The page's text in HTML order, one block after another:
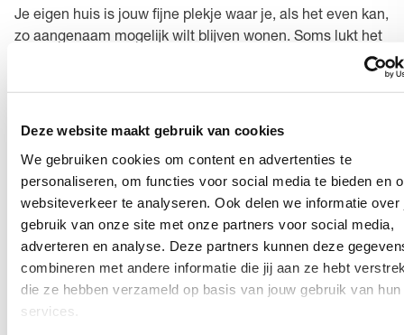
Deze website maakt gebruik van cookies
We gebruiken cookies om content en advertenties te
personaliseren, om functies voor social media te bieden en
websiteverkeer te analyseren. Ook delen we informatie over
gebruik van onze site met onze partners voor social media,
adverteren en analyse. Deze partners kunnen deze
combineren met andere informatie die jij aan ze hebt
die ze hebben verzameld op basis van jouw gebruik van hun
services.
Je eigen huis is jouw fijne plekje waar je, als het even kan,
zo aangenaam mogelijk wilt blijven wonen. Soms lukt het
misschien niet meer om alle taken van het huishouden
Individuele begeleiding
Zelfredzaamheid is van onschatbare waarde. Het liefst
blijf je zo lang mogelijk zelf de regie houden over
alledaagse dingen, zoals het regelen van administratie,
het plannen van een prettige dagindeling of het
opbouwen van sociale contacten. Toch heb je soms
(even) extra ondersteuning nodig. Tzorg staat klaar om je